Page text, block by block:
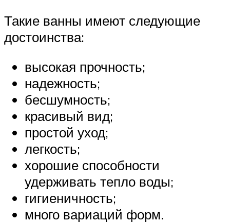
Такие ванны имеют следующие
достоинства:
высокая прочность;
надежность;
бесшумность;
красивый вид;
простой уход;
легкость;
хорошие способности
удерживать тепло воды;
гигиеничность;
много вариаций форм.